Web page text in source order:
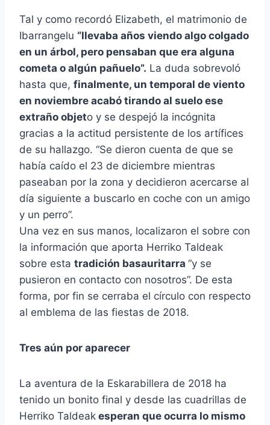
Tal y como recordó Elizabeth, el matrimonio de
Ibarrangelu “llevaba años viendo algo colgado
en un árbol, pero pensaban que era alguna
cometa o algún pañuelo”. La duda sobrevoló
hasta que, finalmente, un temporal de viento
en noviembre acabó tirando al suelo ese
extraño objeto y se despejó la incógnita
gracias a la actitud persistente de los artífices
de su hallazgo. “Se dieron cuenta de que se
había caído el 23 de diciembre mientras
paseaban por la zona y decidieron acercarse al
día siguiente a buscarlo en coche con un amigo
y un perro”.
Una vez en sus manos, localizaron el sobre con
la información que aporta Herriko Taldeak
sobre esta tradición basauritarra “y se
pusieron en contacto con nosotros”. De esta
forma, por fin se cerraba el círculo con respecto
al emblema de las fiestas de 2018.
Tres aún por aparecer
La aventura de la Eskarabillera de 2018 ha
tenido un bonito final y desde las cuadrillas de
Herriko Taldeak esperan que ocurra lo mismo